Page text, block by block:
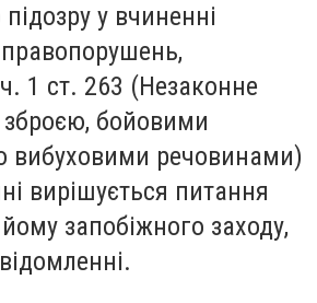
у вчиненні
1 ст. 263 (Незаконне
бойовими
вибуховими речовинами)
вирішується питання
запобіжного заходу,